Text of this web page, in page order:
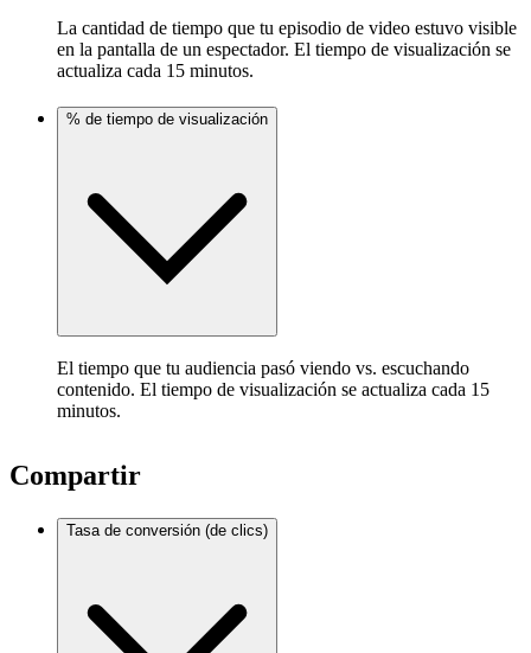
La cantidad de tiempo que tu episodio de video estuvo visible
en la pantalla de un espectador. El tiempo de visualización se
actualiza cada 15 minutos.
% de tiempo de visualización
El tiempo que tu audiencia pasó viendo vs. escuchando
contenido. El tiempo de visualización se actualiza cada 15
minutos.
Compartir
Tasa de conversión (de clics)